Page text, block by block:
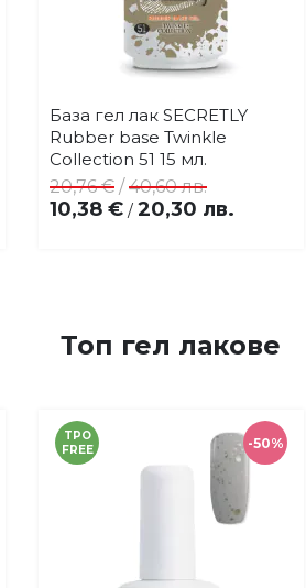
Добави
в
любими
Купи
База гел лак SECRETLY
Rubber base Twinkle
Collection 51 15 мл.
10,38 € / 20,30 лв.
20,76 € /40,60 лв.
Топ гел лакове
-50%
TPO
FREE